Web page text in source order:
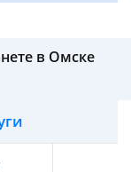
в Омске